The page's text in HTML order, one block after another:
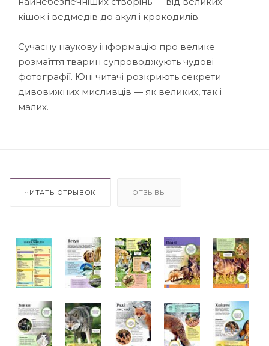
кішок і ведмедів до акул і крокодилів.
Сучасну наукову інформацію про велике
розмаїття тварин супроводжують чудові
фотографії. Юні читачі розкриють секрети
дивовижних мисливців — як великих, так і
малих.
ЧИТАТЬ ОТРЫВОК ОТЗЫВЫ